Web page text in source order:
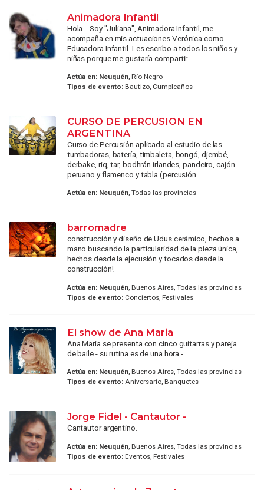
Animadora Infantil
Hola... Soy "Juliana", Animadora Infantil, me
acompaña en mis actuaciones Verónica como
Educadora Infantil. Les escribo a todos los niños y
niñas porque me gustaría compartir ...
Actúa en: Neuquén, Río Negro
Tipos de evento:Bautizo, Cumpleaños
CURSO DE PERCUSION EN
ARGENTINA
Curso de Percusión aplicado al estudio de las
tumbadoras, batería, timbaleta, bongó, djembé,
derbake, riq, tar, bodhrán irlandes, pandeiro, cajón
peruano y flamenco y tabla (percusión ...
Actúa en: Neuquén, Todas las provincias
barromadre
construcción y diseño de Udus cerámico, hechos a
mano buscando la particularidad de la pieza única,
hechos desde la ejecusión y tocados desde la
construcción!
Actúa en: Neuquén, Buenos Aires, Todas las provincias
Tipos de evento:Conciertos, Festivales
El show de Ana Maria
Ana Maria se presenta con cinco guitarras y pareja
de baile - su rutina es de una hora -
Actúa en: Neuquén, Buenos Aires, Todas las provincias
Tipos de evento:Aniversario, Banquetes
Jorge Fidel - Cantautor -
Cantautor argentino.
Actúa en: Neuquén, Buenos Aires, Todas las provincias
Tipos de evento:Eventos, Festivales